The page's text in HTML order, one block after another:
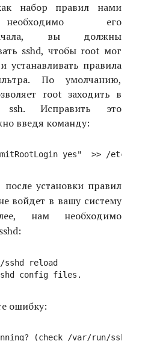
набор правил нами
его
вы должны
sshd, чтобы root мог
устанавливать правила
По умолчанию,
root заходить в
Исправить это
введя команду:
после установки правил
войдет в вашу систему
нам необходимо
reload
ошибку: